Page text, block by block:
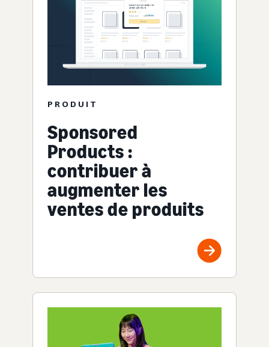
PRODUIT
Sponsored
Products :
contribuer à
augmenter les
ventes de produits